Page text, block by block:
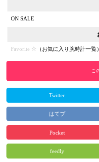
ON SALE
Favorite （お気に入り腕時計一覧）
こ
Twitter
はてブ
Pocket
feedly